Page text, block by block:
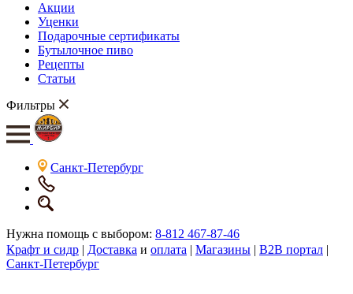
Акции
Уценки
Подарочные сертификаты
Бутылочное пиво
Рецепты
Статьи
Фильтры
Санкт-Петербург
Нужна помощь с выбором: 8-812 467-87-46
Крафт и сидр | Доставка и оплата | Магазины | B2B портал |
Санкт-Петербург